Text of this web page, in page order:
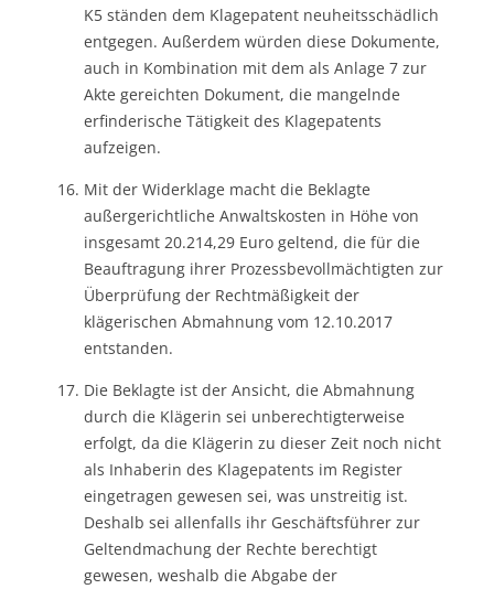
K5 ständen dem Klagepatent neuheitsschädlich
entgegen. Außerdem würden diese Dokumente,
auch in Kombination mit dem als Anlage 7 zur
Akte gereichten Dokument, die mangelnde
erfinderische Tätigkeit des Klagepatents
aufzeigen.
Mit der Widerklage macht die Beklagte
außergerichtliche Anwaltskosten in Höhe von
insgesamt 20.214,29 Euro geltend, die für die
Beauftragung ihrer Prozessbevollmächtigten zur
Überprüfung der Rechtmäßigkeit der
klägerischen Abmahnung vom 12.10.2017
entstanden.
Die Beklagte ist der Ansicht, die Abmahnung
durch die Klägerin sei unberechtigterweise
erfolgt, da die Klägerin zu dieser Zeit noch nicht
als Inhaberin des Klagepatents im Register
eingetragen gewesen sei, was unstreitig ist.
Deshalb sei allenfalls ihr Geschäftsführer zur
Geltendmachung der Rechte berechtigt
gewesen, weshalb die Abgabe der